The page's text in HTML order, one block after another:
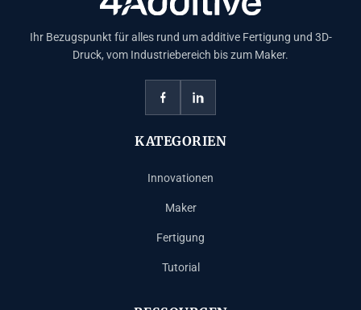
Ihr Bezugspunkt für alles rund um additive Fertigung und 3D-
Druck, vom Industriebereich bis zum Maker.
KATEGORIEN
Innovationen
Maker
Fertigung
Tutorial